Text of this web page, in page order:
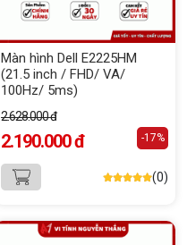
Màn hình Dell E2225HM
(21.5 inch / FHD/ VA/
100Hz/ 5ms)
2.628.000 đ
2.190.000 đ -17%
(0)